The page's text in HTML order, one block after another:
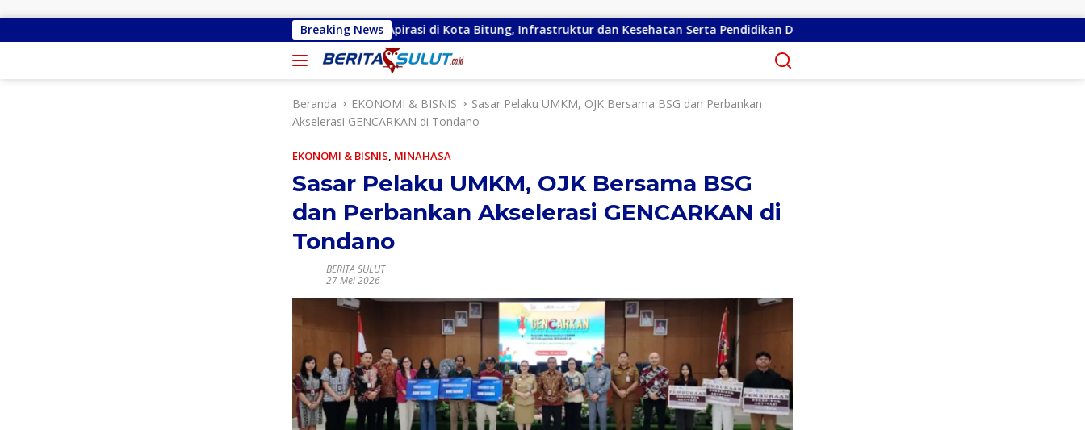
Breaking News
Priscilla Cindy Wurangian Serap Apirasi di Kota Bitung, Infrastruktur dan Kesehatan Serta Pendidikan Dikeluhkan Warga
Beranda EKONOMI & BISNIS
Sasar Pelaku UMKM, OJK Bersama BSG dan Perbankan
Akselerasi GENCARKAN di Tondano
EKONOMI & BISNIS, MINAHASA
Sasar Pelaku UMKM, OJK Bersama BSG
dan Perbankan Akselerasi GENCARKAN di
Tondano
BERITA SULUT
27 Mei 2026